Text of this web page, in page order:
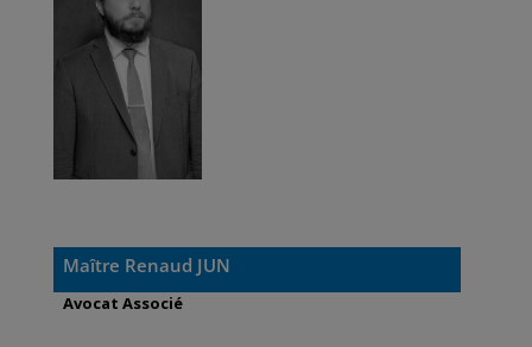
Maître Renaud JUN
Avocat Associé